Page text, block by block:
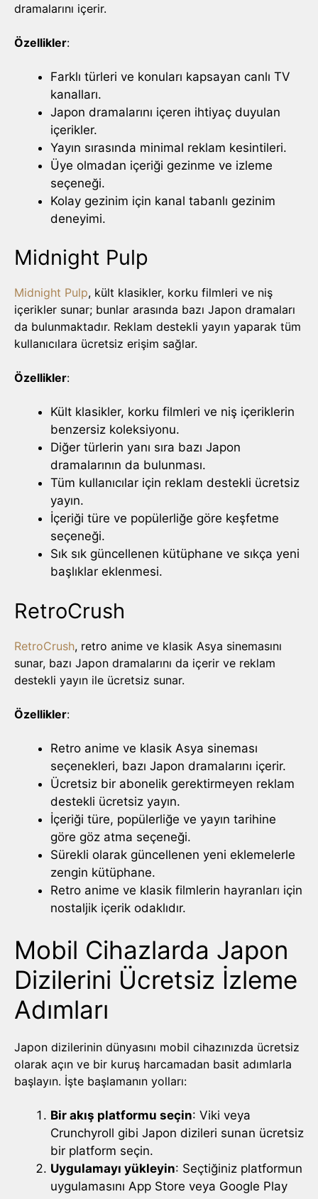
dramalarını içerir.
Özellikler:
Farklı türleri ve konuları kapsayan canlı TV
kanalları.
Japon dramalarını içeren ihtiyaç duyulan
içerikler.
Yayın sırasında minimal reklam kesintileri.
Üye olmadan içeriği gezinme ve izleme
seçeneği.
Kolay gezinim için kanal tabanlı gezinim
deneyimi.
Midnight Pulp
Midnight Pulp, kült klasikler, korku filmleri ve niş
içerikler sunar; bunlar arasında bazı Japon dramaları
da bulunmaktadır. Reklam destekli yayın yaparak tüm
kullanıcılara ücretsiz erişim sağlar.
Özellikler:
Kült klasikler, korku filmleri ve niş içeriklerin
benzersiz koleksiyonu.
Diğer türlerin yanı sıra bazı Japon
dramalarının da bulunması.
Tüm kullanıcılar için reklam destekli ücretsiz
yayın.
İçeriği türe ve popülerliğe göre keşfetme
seçeneği.
Sık sık güncellenen kütüphane ve sıkça yeni
başlıklar eklenmesi.
RetroCrush
RetroCrush, retro anime ve klasik Asya sinemasını
sunar, bazı Japon dramalarını da içerir ve reklam
destekli yayın ile ücretsiz sunar.
Özellikler:
Retro anime ve klasik Asya sineması
seçenekleri, bazı Japon dramalarını içerir.
Ücretsiz bir abonelik gerektirmeyen reklam
destekli ücretsiz yayın.
İçeriği türe, popülerliğe ve yayın tarihine
göre göz atma seçeneği.
Sürekli olarak güncellenen yeni eklemelerle
zengin kütüphane.
Retro anime ve klasik filmlerin hayranları için
nostaljik içerik odaklıdır.
Mobil Cihazlarda Japon
Dizilerini Ücretsiz İzleme
Adımları
Japon dizilerinin dünyasını mobil cihazınızda ücretsiz
olarak açın ve bir kuruş harcamadan basit adımlarla
başlayın. İşte başlamanın yolları:
Bir akış platformu seçin: Viki veya
Crunchyroll gibi Japon dizileri sunan ücretsiz
bir platform seçin.
Uygulamayı yükleyin: Seçtiğiniz platformun
uygulamasını App Store veya Google Play